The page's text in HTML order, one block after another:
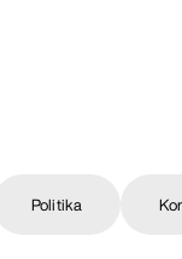
Politika